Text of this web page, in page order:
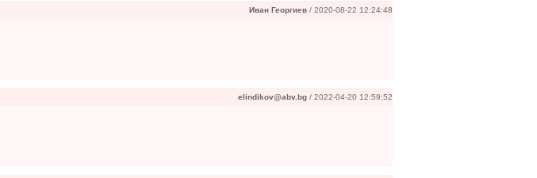
Иван Георгиев / 2020-08-22 12:24:48
elindikov@abv.bg / 2022-04-20 12:59:52